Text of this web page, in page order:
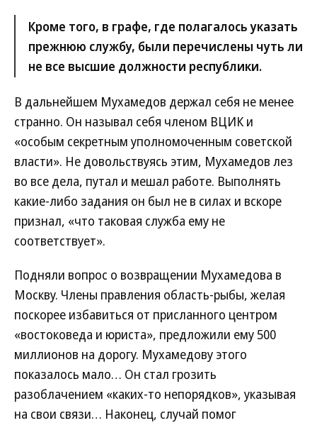
Кроме того, в графе, где полагалось указать
прежнюю службу, были перечислены чуть ли
не все высшие должности республики.
В дальнейшем Мухамедов держал себя не менее
странно. Он называл себя членом ВЦИК и
«особым секретным уполномоченным советской
власти». Не довольствуясь этим, Мухамедов лез
во все дела, путал и мешал работе. Выполнять
какие-либо задания он был не в силах и вскоре
признал, «что таковая служба ему не
соответствует».
Подняли вопрос о возвращении Мухамедова в
Москву. Члены правления область-рыбы, желая
поскорее избавиться от присланного центром
«востоковеда и юриста», предложили ему 500
миллионов на дорогу. Мухамедову этого
показалось мало… Он стал грозить
разоблачением «каких-то непорядков», указывая
на свои связи… Наконец, случай помог